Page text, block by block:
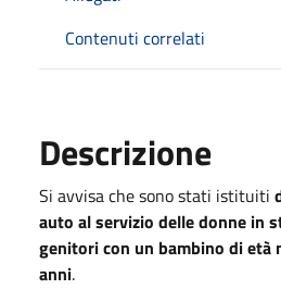
Contenuti correlati
Descrizione
Si avvisa che sono stati istituiti
auto al servizio delle donne in
genitori con un bambino di età
anni.